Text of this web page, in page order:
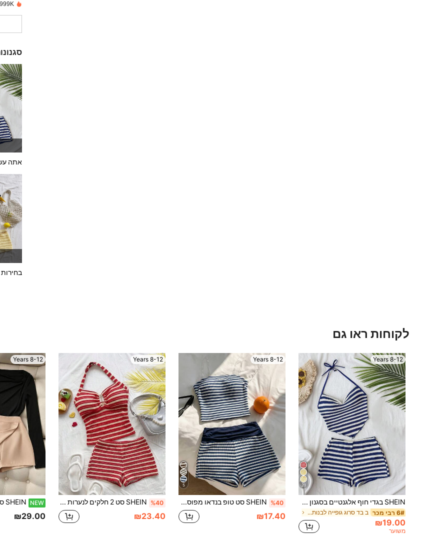
999K+ נמכרו לאחרונה
אתה
לקוחות ראו גם
8-12 Years
21
SHEIN בגדי חוף אלגנטיים בסגנון בוהמי לנערות גיל ההתבגרות, אביב קיץ, חדש, קז'ואל לחופשה טרופית, בד סריג פסים ירוק ולבן, גופיית קמיסול עם רצועות דקות
6# רבי מכר ב בד סרוג גופייה לבנות טווין
₪19.00
משוער
8-12 Years
5
%40 SHEIN סט טופ בנדאו מפוספס ומכנסיים קצרים סקיני עם מותן מקופל, לילדות צעירות, חופשה
₪17.40
8-12 Years
%40 SHEIN סט 2 חלקים לנערות גיל ההתבגרות, חולצת גופייה עם רצועות דקות, עיטור אבזם מתכת, סריג פסים, ומכנסיים רחבים, סט קז'ואל רב-שימושי לחופשה וטיולים, מתאים לעונת הקרנבל ופסטיבלי מוזיקה, סט גופייה אדומה
₪23.40
8-12 Years
NEW
₪29.00